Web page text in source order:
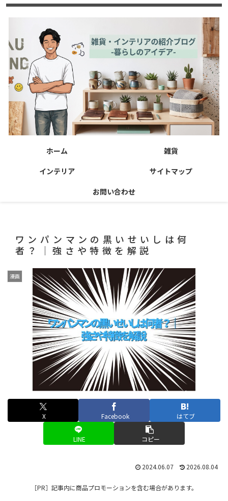
ホーム
雑貨
インテリア
サイトマップ
お問い合わせ
ワンパンマンの黒いせいしは何
者？｜強さや特徴を解説
漫画
X Facebook はてブ
LINE コピー
2024.06.07 2026.08.04
［PR］ 記事内に商品プロモーションを含む場合があります。